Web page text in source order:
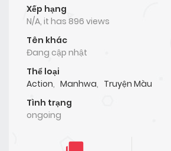
Xếp hạng
N/A, it has 896 views
Tên khác
Đang cập nhật
Thể loại
Action, Manhwa, Truyện Màu
Tình trạng
ongoing